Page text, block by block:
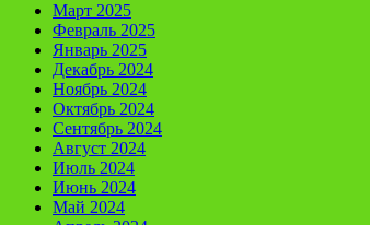
Март 2025
Февраль 2025
Январь 2025
Декабрь 2024
Ноябрь 2024
Октябрь 2024
Сентябрь 2024
Август 2024
Июль 2024
Июнь 2024
Май 2024